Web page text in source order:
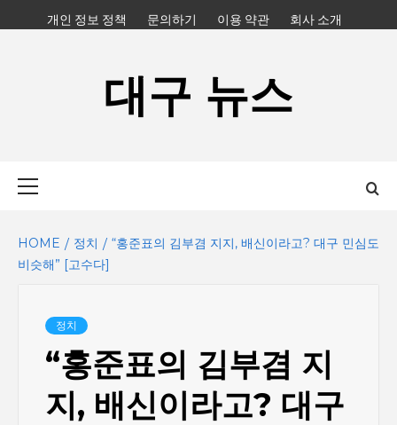
to
개인 정보 정책 문의하기 이용 약관 회사 소개
대구 뉴스
HOME 정치
“홍준표의 김부겸 지지, 배신이라고? 대구 민심도
비슷해” [고수다]
정치
“홍준표의 김부겸 지
지, 배신이라고? 대구